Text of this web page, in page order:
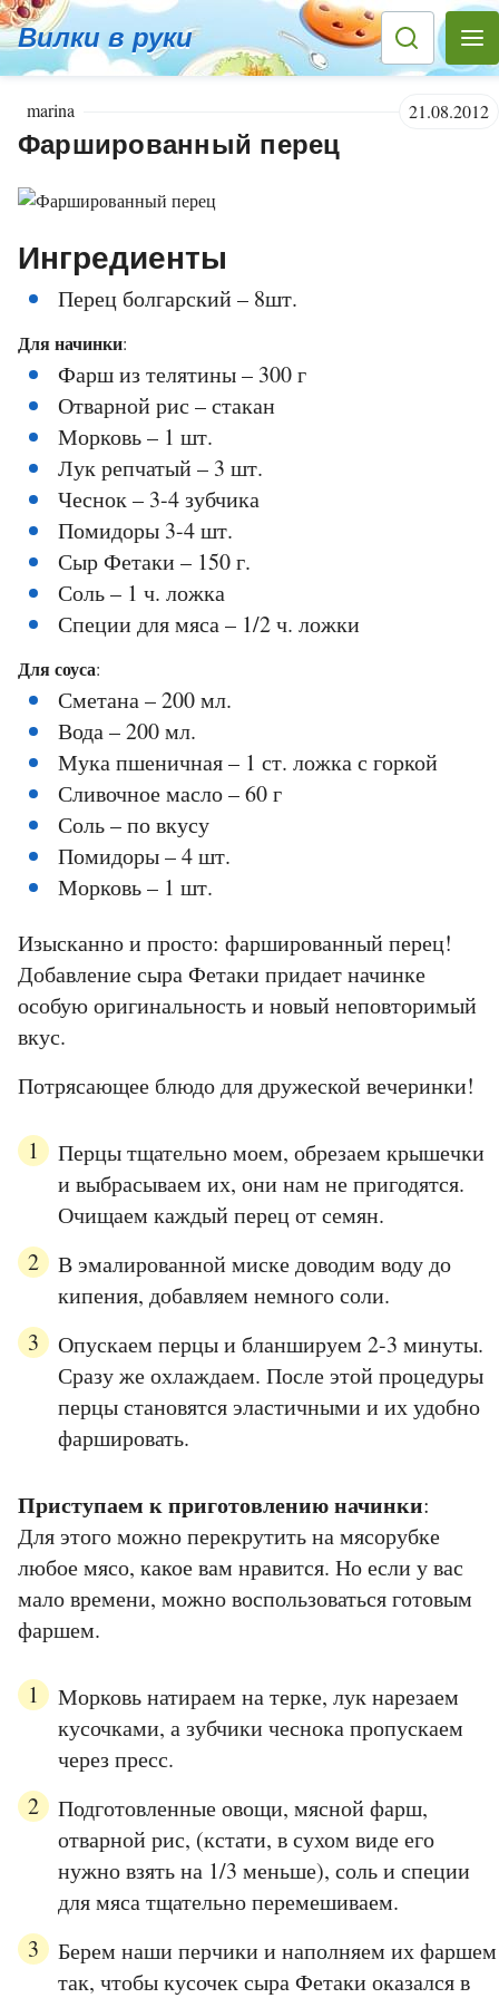
Вилки в руки
marina 21.08.2012
Фаршированный перец
Ингредиенты
Перец болгарский – 8шт.
Для начинки:
Фарш из телятины – 300 г
Отварной рис – стакан
Морковь – 1 шт.
Лук репчатый – 3 шт.
Чеснок – 3-4 зубчика
Помидоры 3-4 шт.
Сыр Фетаки – 150 г.
Соль – 1 ч. ложка
Специи для мяса – 1/2 ч. ложки
Для соуса:
Сметана – 200 мл.
Вода – 200 мл.
Мука пшеничная – 1 ст. ложка с горкой
Сливочное масло – 60 г
Соль – по вкусу
Помидоры – 4 шт.
Морковь – 1 шт.
Изысканно и просто: фаршированный перец!
Добавление сыра Фетаки придает начинке
особую оригинальность и новый неповторимый
вкус.
Потрясающее блюдо для дружеской вечеринки!
Перцы тщательно моем, обрезаем крышечки
и выбрасываем их, они нам не пригодятся.
Очищаем каждый перец от семян.
В эмалированной миске доводим воду до
кипения, добавляем немного соли.
Опускаем перцы и бланшируем 2-3 минуты.
Сразу же охлаждаем. После этой процедуры
перцы становятся эластичными и их удобно
фаршировать.
Приступаем к приготовлению начинки:
Для этого можно перекрутить на мясорубке
любое мясо, какое вам нравится. Но если у вас
мало времени, можно воспользоваться готовым
фаршем.
Морковь натираем на терке, лук нарезаем
кусочками, а зубчики чеснока пропускаем
через пресс.
Подготовленные овощи, мясной фарш,
отварной рис, (кстати, в сухом виде его
нужно взять на 1/3 меньше), соль и специи
для мяса тщательно перемешиваем.
Берем наши перчики и наполняем их фаршем
так, чтобы кусочек сыра Фетаки оказался в